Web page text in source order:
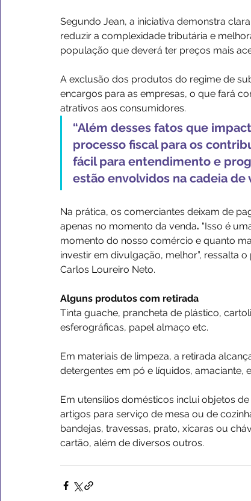
Segundo Jean, a iniciativa demonstra
reduzir a complexidade tributária e
população que deverá ter preços mais
A exclusão dos produtos do regime de
encargos para as empresas, o que fará
atrativos aos consumidores.
“Além desses fatos que
processo fiscal para os
fácil para entendimento e
estão envolvidos na cadeia de
Na prática, os comerciantes deixam de
apenas no momento da venda. “Isso é
momento do nosso comércio e quanto
investir em divulgação, melhor”, ressalta
Carlos Loureiro Neto.
Alguns produtos com retirada
Tinta guache, prancheta de plástico,
esferográficas, papel almaço etc.
Em materiais de limpeza, a retirada
detergentes em pó e líquidos, amaciante,
Em utensílios domésticos inclui objetos
artigos para serviço de mesa ou de
bandejas, travessas, prato, xícaras ou
cartão, além de diversos outros.